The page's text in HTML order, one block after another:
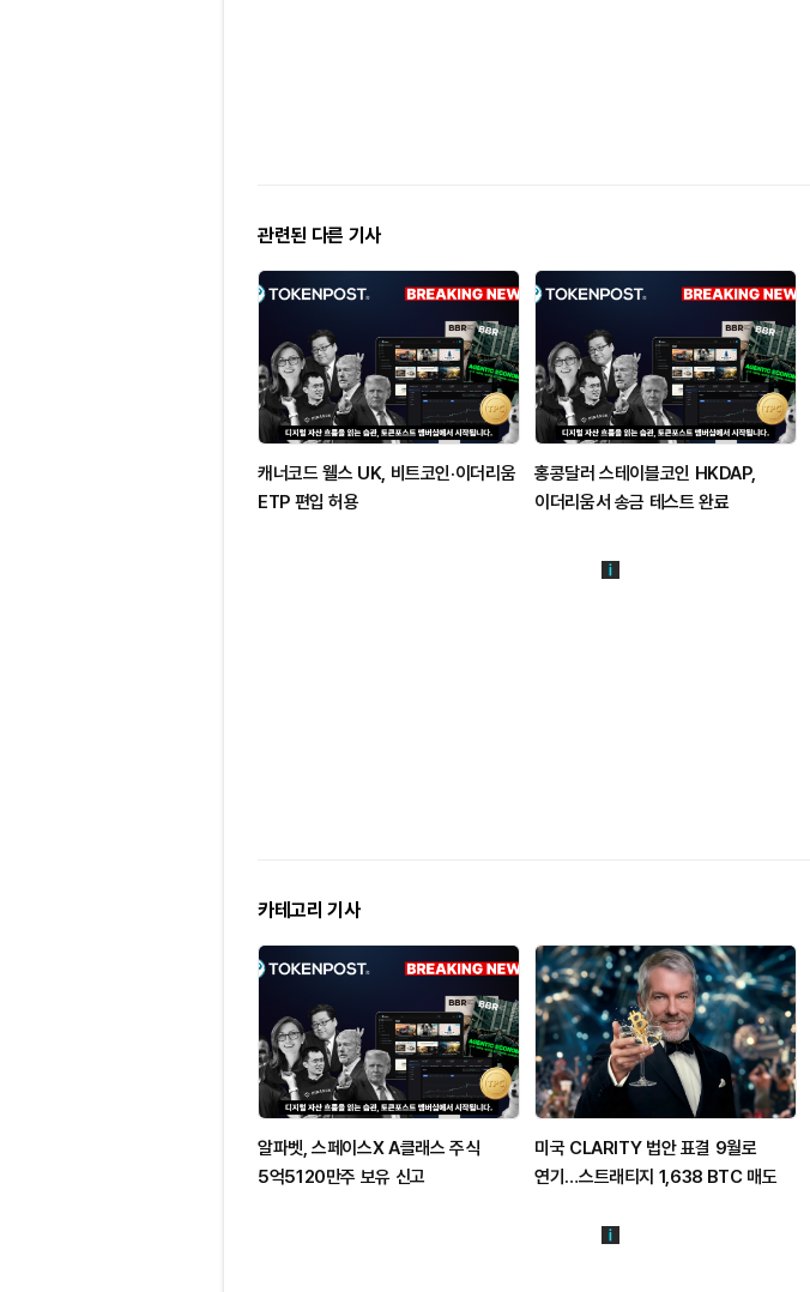
관련된 다른 기사
캐너코드 웰스 UK, 비트코인·이더리움
ETP 편입 허용
홍콩달러 스테이블코인 HKDAP,
이더리움서 송금 테스트 완료
카테고리 기사
알파벳, 스페이스X A클래스 주식
5억5120만주 보유 신고
미국 CLARITY 법안 표결 9월로
연기…스트래티지 1,638 BTC 매도